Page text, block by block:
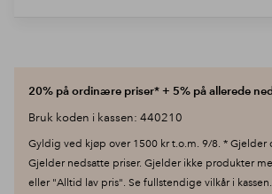
20% på ordinære priser* + 5% på allerede
Bruk koden i kassen: 440210
Gyldig ved kjøp over 1500 kr t.o.m. 9/8. * Gjelder
Gjelder nedsatte priser. Gjelder ikke produkter
eller "Alltid lav pris". Se fullstendige vilkår i kassen.